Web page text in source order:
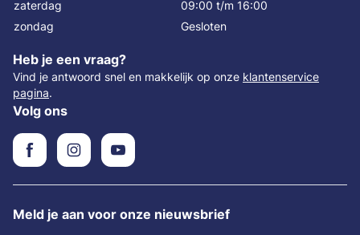
zaterdag
09:00 t/m 16:00
zondag
Gesloten
Heb je een vraag?
Vind je antwoord snel en makkelijk op onze klantenservice
pagina.
Volg ons
Meld je aan voor onze nieuwsbrief